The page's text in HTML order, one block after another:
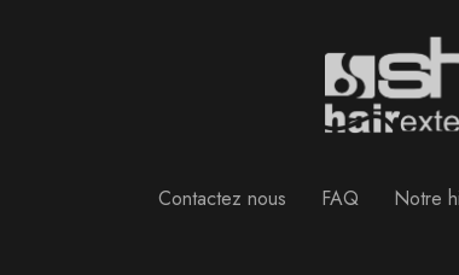
Contactez nous FAQ Notre